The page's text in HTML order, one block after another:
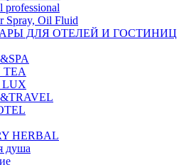
Spray, Oil Fluid
ДЛЯ ОТЕЛЕЙ И ГОСТИНИЦ
TEA
LUX
HERBAL
душа